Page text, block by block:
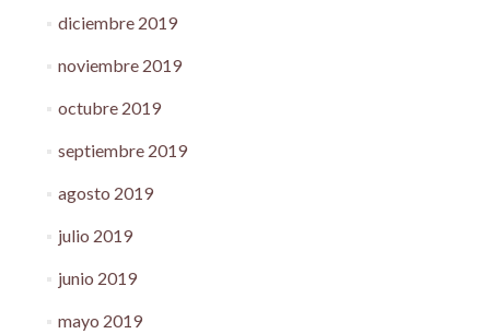
diciembre 2019
noviembre 2019
octubre 2019
septiembre 2019
agosto 2019
julio 2019
junio 2019
mayo 2019